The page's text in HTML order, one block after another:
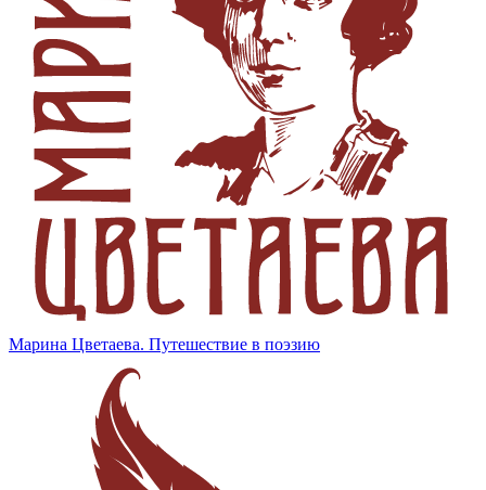
Марина Цветаева. Путешествие в поэзию